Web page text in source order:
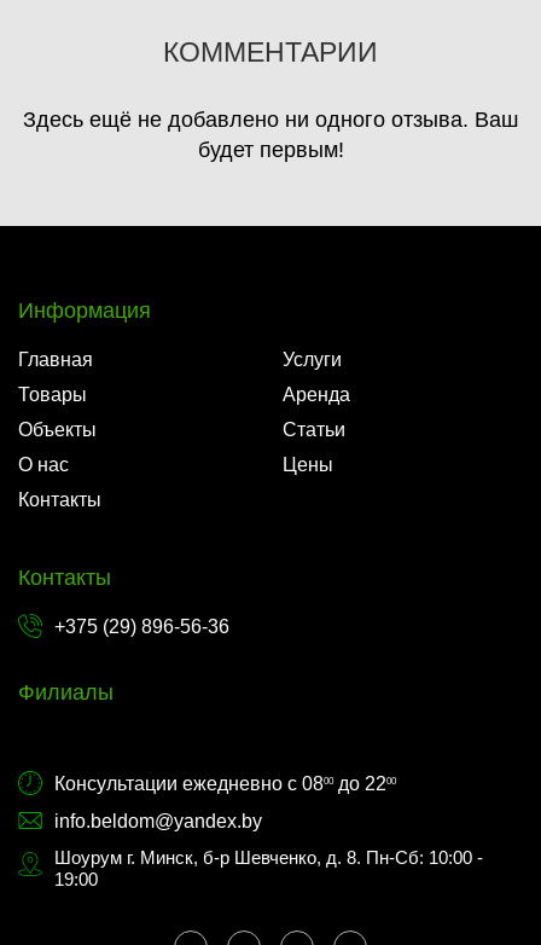
КОММЕНТАРИИ
Здесь ещё не добавлено ни одного отзыва. Ваш
будет первым!
Информация
Главная
Услуги
Товары
Аренда
Объекты
Статьи
О нас
Цены
Контакты
Контакты
+375 (29) 896-56-36
Филиалы
Консультации ежедневно с 0800до 2200
info.beldom@yandex.by
Шоурум г. Минск, б-р Шевченко, д. 8. Пн-Сб: 10:00 -
19:00